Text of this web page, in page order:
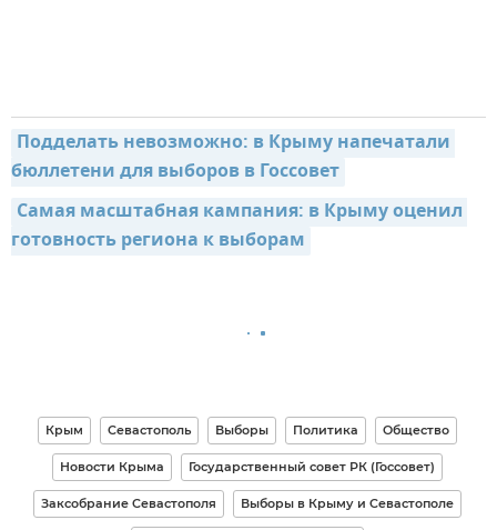
Подделать невозможно: в Крыму напечатали
бюллетени для выборов в Госсовет
Самая масштабная кампания: в Крыму оценил
готовность региона к выборам
Крым Севастополь Выборы Политика Общество
Новости Крыма Государственный совет РК (Госсовет)
Заксобрание Севастополя Выборы в Крыму и Севастополе